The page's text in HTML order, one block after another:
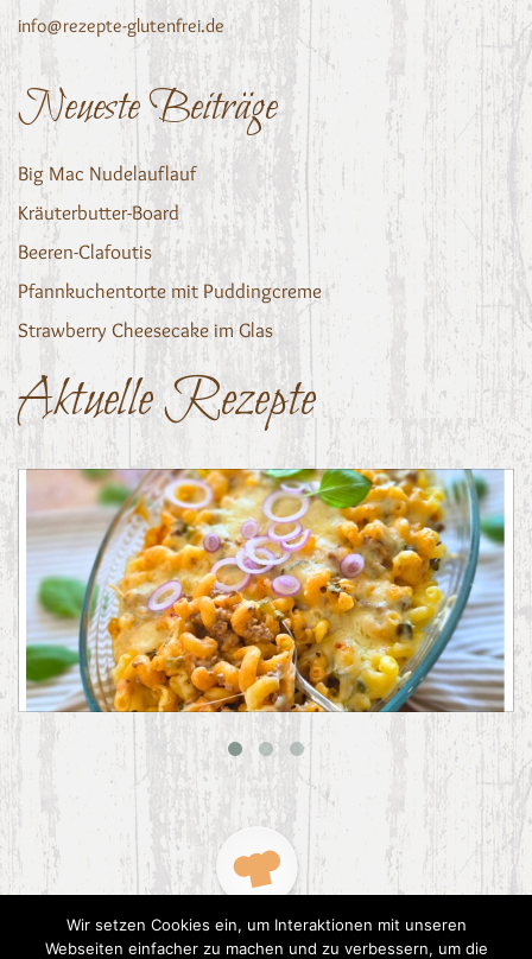
info@rezepte-glutenfrei.de
Neueste Beiträge
Big Mac Nudelauflauf
Kräuterbutter-Board
Beeren-Clafoutis
Pfannkuchentorte mit Puddingcreme
Strawberry Cheesecake im Glas
Aktuelle Rezepte
Big Mac Nudelauflauf
Wir setzen Cookies ein, um Interaktionen mit unseren
Webseiten einfacher zu machen und zu verbessern, um die